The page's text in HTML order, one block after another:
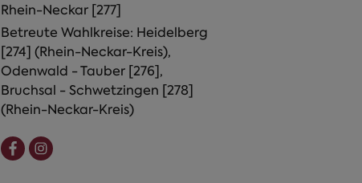
Rhein-Neckar [277]
Betreute Wahlkreise: Heidelberg
[274] (Rhein-Neckar-Kreis),
Odenwald - Tauber [276],
Bruchsal - Schwetzingen [278]
(Rhein-Neckar-Kreis)